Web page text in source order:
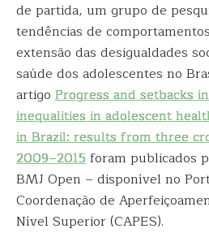
de partida, um grupo de
tendências de
extensão das desigualdades
saúde dos adolescentes no
artigo Progress and setbacks
inequalities in adolescent
in Brazil: results from three
2009–2015foram publicados
BMJ Open – disponível no
Coordenação de
Nível Superior (CAPES).